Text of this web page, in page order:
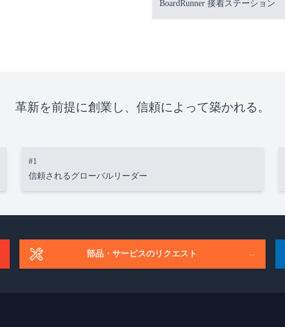
BoardRunner 接着ステーション
革新を前提に創業し、信頼によって築かれる。
#1
信頼されるグローバルリーダー
部品・サービスのリクエスト →